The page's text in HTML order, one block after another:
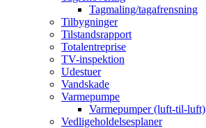
Tagmaling/tagafrensning
Tilbygninger
Tilstandsrapport
Totalentreprise
TV-inspektion
Udestuer
Vandskade
Varmepumpe
Varmepumper (luft-til-luft)
Vedligeholdelsesplaner